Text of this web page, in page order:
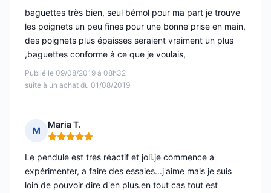
Publié le 09/08/2019 à 08h32
suite à un achat du 01/08/2019
baguettes très bien, seul bémol pour ma part je trouve
les poignets un peu fines pour une bonne prise en main,
des poignets plus épaisses seraient vraiment un plus
,baguettes conforme à ce que je voulais,
M
Maria T.
Note : 5 sur 5
Le pendule est très réactif et joli.je commence a
expérimenter, a faire des essaies...j'aime mais je suis
loin de pouvoir dire d'en plus.en tout cas tout est